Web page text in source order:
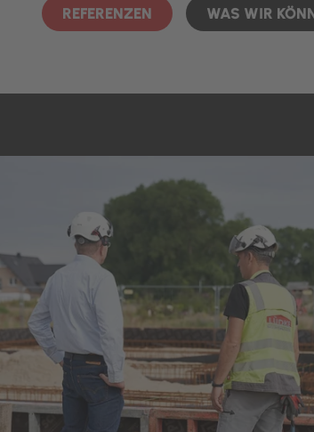
REFERENZEN WAS WIR